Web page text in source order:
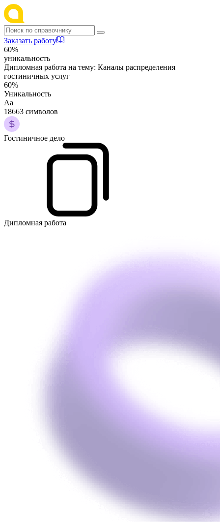
Заказать работу
60%
уникальность
Дипломная работа на тему: Каналы распределения
гостиничных услуг
60%
Уникальность
Аа
18663 символов
Гостиничное дело
Дипломная работа